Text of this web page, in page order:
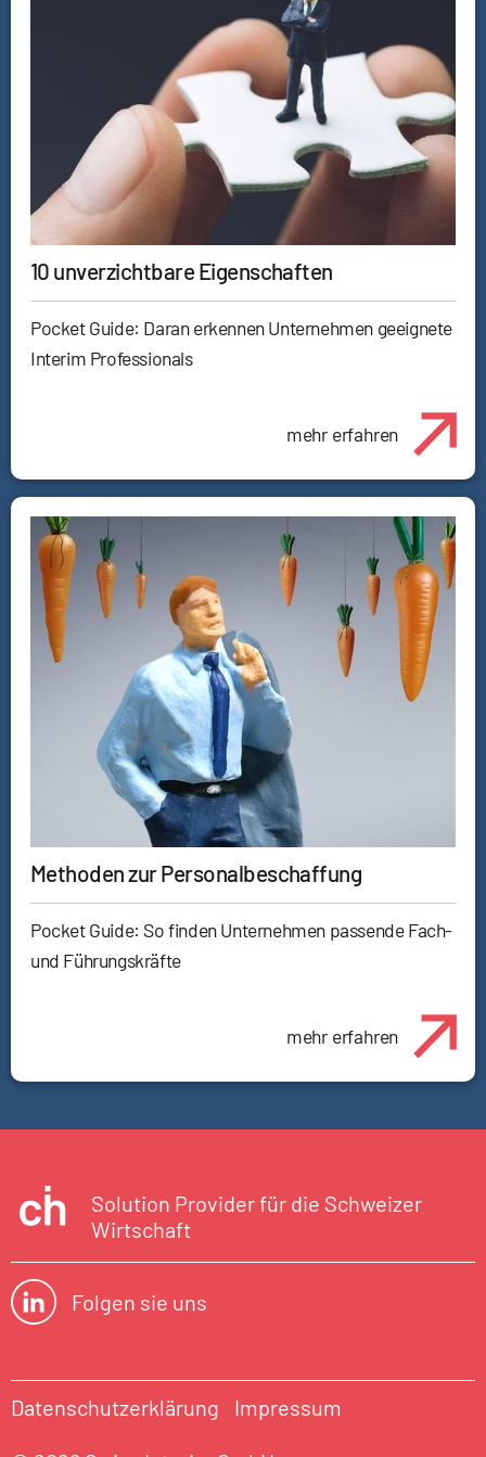
10 unverzichtbare Eigenschaften
Pocket Guide: Daran erkennen Unternehmen geeignete
Interim Professionals
mehr erfahren
Methoden zur Personalbeschaffung
Pocket Guide: So finden Unternehmen passende Fach-
und Führungskräfte
mehr erfahren
Solution Provider für die Schweizer
Wirtschaft
Folgen sie uns
Datenschutzerklärung Impressum